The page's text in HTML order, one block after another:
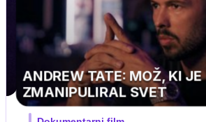
MOJ PRIJATELJ PINGVIN